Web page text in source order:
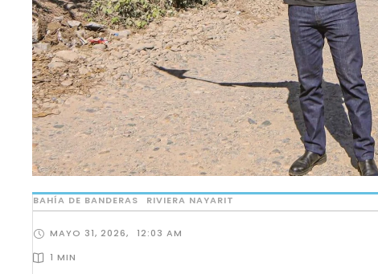
BAHÍA DE BANDERAS RIVIERA NAYARIT
MAYO 31, 2026,
12:03 AM
1 MIN